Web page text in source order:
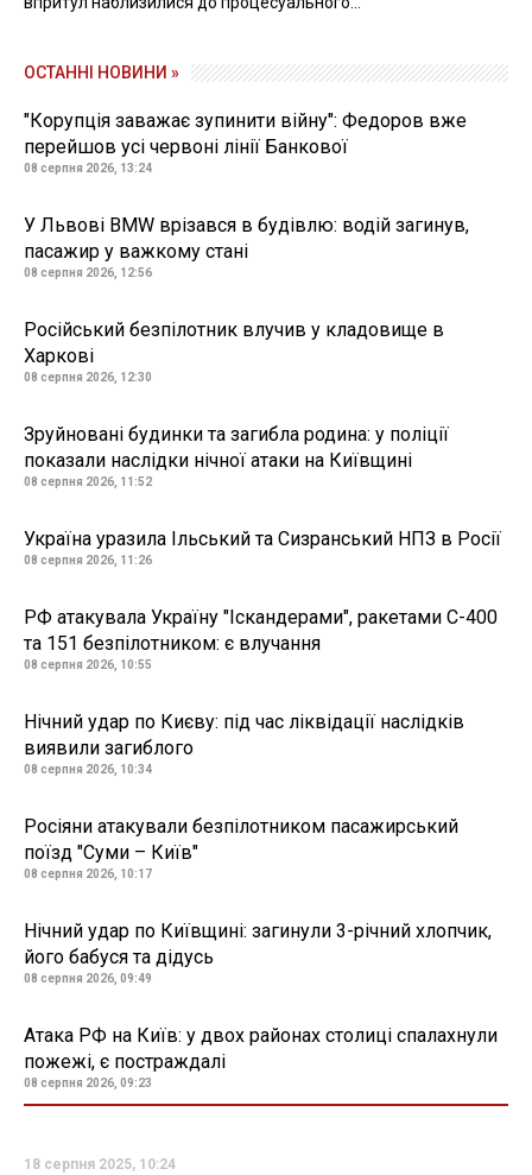
ОСТАННІ НОВИНИ »
"Корупція заважає зупинити війну": Федоров вже
перейшов усі червоні лінії Банкової
08 серпня 2026, 13:24
У Львові BMW врізався в будівлю: водій загинув,
пасажир у важкому стані
08 серпня 2026, 12:56
Російський безпілотник влучив у кладовище в
Харкові
08 серпня 2026, 12:30
Зруйновані будинки та загибла родина: у поліції
показали наслідки нічної атаки на Київщині
08 серпня 2026, 11:52
Україна уразила Ільський та Сизранський НПЗ в Росії
08 серпня 2026, 11:26
РФ атакувала Україну "Іскандерами", ракетами С-400
та 151 безпілотником: є влучання
08 серпня 2026, 10:55
Нічний удар по Києву: під час ліквідації наслідків
виявили загиблого
08 серпня 2026, 10:34
Росіяни атакували безпілотником пасажирський
поїзд "Суми – Київ"
08 серпня 2026, 10:17
Нічний удар по Київщині: загинули 3-річний хлопчик,
його бабуся та дідусь
08 серпня 2026, 09:49
Атака РФ на Київ: у двох районах столиці спалахнули
пожежі, є постраждалі
08 серпня 2026, 09:23
18 серпня 2025, 10:24